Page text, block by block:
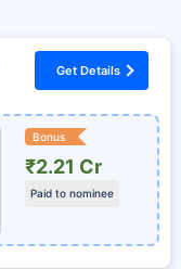
Get Details
Bonus
₹2.21 Cr
Paid to nominee